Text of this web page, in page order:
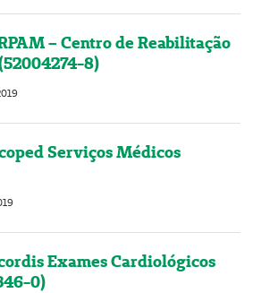
– Centro de Reabilitação
8)
Serviços Médicos
Exames Cardiológicos
0)